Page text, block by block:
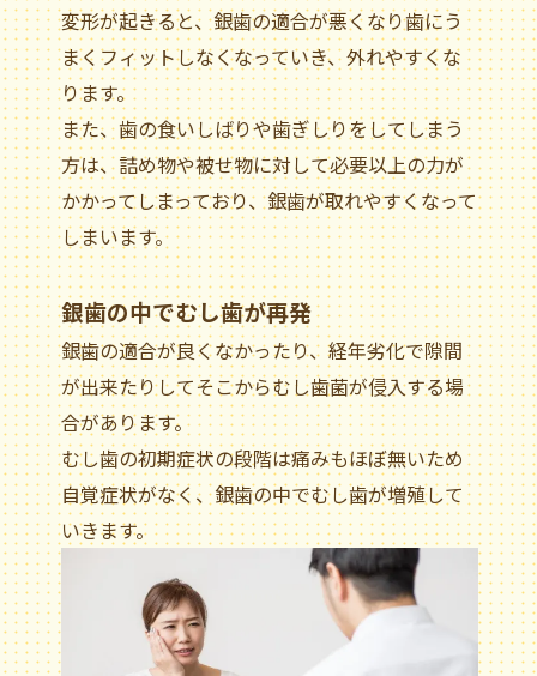
変形が起きると、銀歯の適合が悪くなり歯にう
まくフィットしなくなっていき、外れやすくな
ります。
また、歯の食いしばりや歯ぎしりをしてしまう
方は、詰め物や被せ物に対して必要以上の力が
かかってしまっており、銀歯が取れやすくなって
しまいます。
銀歯の中でむし歯が再発
銀歯の適合が良くなかったり、経年劣化で隙間
が出来たりしてそこからむし歯菌が侵入する場
合があります。
むし歯の初期症状の段階は痛みもほぼ無いため
自覚症状がなく、銀歯の中でむし歯が増殖して
いきます。